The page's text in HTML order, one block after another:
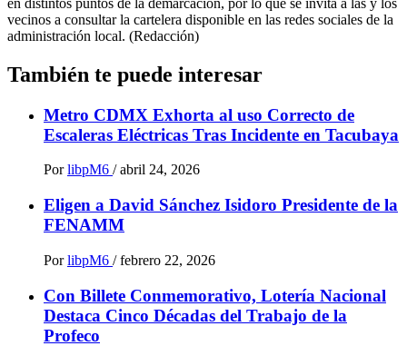
vecinos a consultar la cartelera disponible en las redes sociales de la
administración local. (Redacción)
También te puede interesar
Metro CDMX Exhorta al uso Correcto de
Escaleras Eléctricas Tras Incidente en Tacubaya
Por libpM6 / abril 24, 2026
Eligen a David Sánchez Isidoro Presidente de la
FENAMM
Por libpM6 / febrero 22, 2026
Con Billete Conmemorativo, Lotería Nacional
Destaca Cinco Décadas del Trabajo de la
Profeco